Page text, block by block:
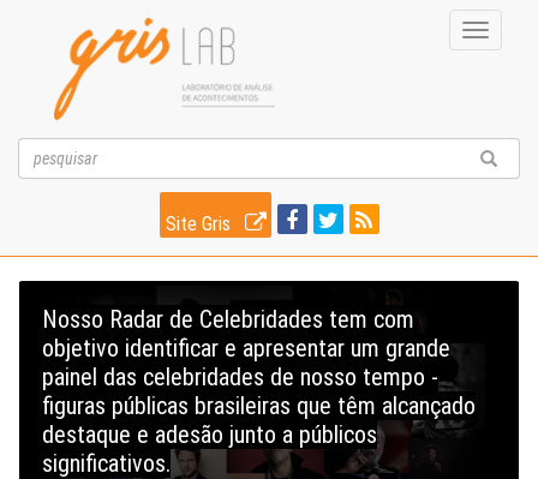
Toggle
Site Gris
Nosso Radar de Celebridades tem com
objetivo identificar e apresentar um grande
painel das celebridades de nosso tempo -
figuras públicas brasileiras que têm alcançado
destaque e adesão junto a públicos
significativos.